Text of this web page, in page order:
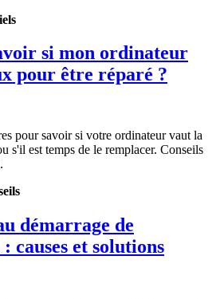
si mon ordinateur
pour être réparé ?
pour savoir si votre ordinateur vaut la
s'il est temps de le remplacer. Conseils
démarrage de
causes et solutions